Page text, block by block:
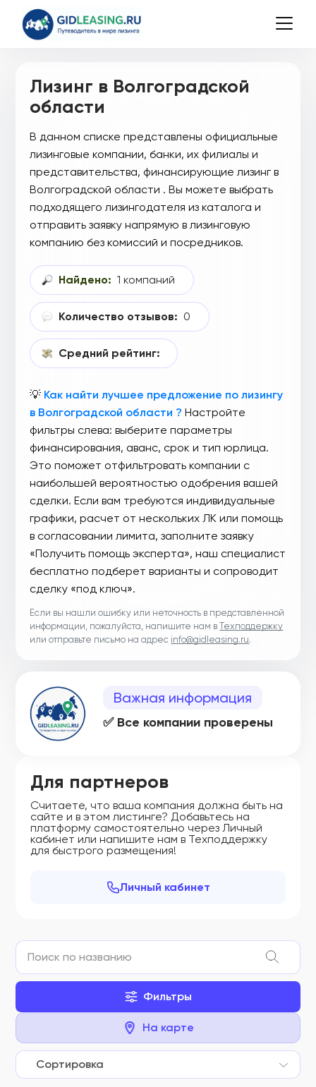
Лизинг в Волгоградской
области
В данном списке представлены официальные
лизинговые компании, банки, их филиалы и
представительства, финансирующие лизинг в
Волгоградской области . Вы можете выбрать
подходящего лизингодателя из каталога и
отправить заявку напрямую в лизинговую
компанию без комиссий и посредников.
Найдено: 1 компаний
Количество отзывов: 0
Средний рейтинг:
💡 Как найти лучшее предложение по лизингу
в Волгоградской области ? Настройте
фильтры слева: выберите параметры
финансирования, аванс, срок и тип юрлица.
Это поможет отфильтровать компании с
наибольшей вероятностью одобрения вашей
сделки. Если вам требуются индивидуальные
графики, расчет от нескольких ЛК или помощь
в согласовании лимита, заполните заявку
«Получить помощь эксперта», наш специалист
бесплатно подберет варианты и сопроводит
сделку «под ключ».
Если вы нашли ошибку или неточность в представленной
информации, пожалуйста, напишите нам вТехподдержку
или отправьте письмо на адрес info@gidleasing.ru.
Важная информация
✅ Все компании проверены
Для партнеров
Считаете, что ваша компания должна быть на
сайте и в этом листинге? Добавьтесь на
платформу самостоятельно через Личный
кабинет или напишите нам в Техподдержку
для быстрого размещения!
Личный кабинет
Фильтры
На карте
Сортировка